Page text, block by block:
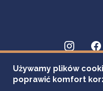
Używamy plików
poprawić komfort